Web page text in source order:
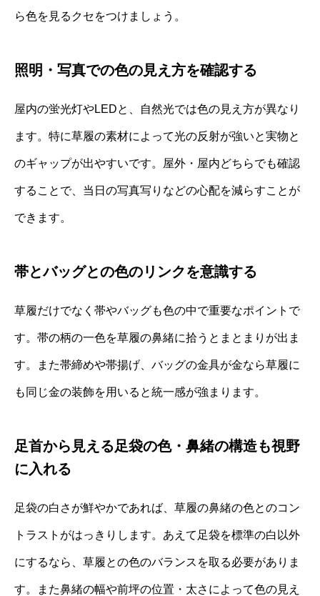
ら色を見るクセをつけましょう。
照明・写真での色の見え方を確認する
屋内の蛍光灯やLEDと、自然光では色の見え方が異なり
ます。特に草履の素材によって光の反射が強いと実物と
のギャップが出やすいです。屋外・屋内どちらでも確認
することで、当日の写真写りなどの心配を減らすことが
できます。
帯とバッグとの色のリンクを意識する
草履だけでなく帯やバッグも色の中で重要なポイントで
す。帯の柄の一色を草履の鼻緒に拾うとまとまりが出ま
す。また帯締めや帯揚げ、バッグの金具が金なら草履に
も同じ金の装飾を用いると統一感が強まります。
足首から見える足袋の色・鼻緒の構造も視野
に入れる
足袋の白さが鮮やかであれば、草履の鼻緒の色とのコン
トラストがはっきりします。あえて足袋を標準の白以外
にするなら、草履との色のバランスを取る必要がありま
す。また鼻緒の幅や前坪の位置・太さによって色の見え